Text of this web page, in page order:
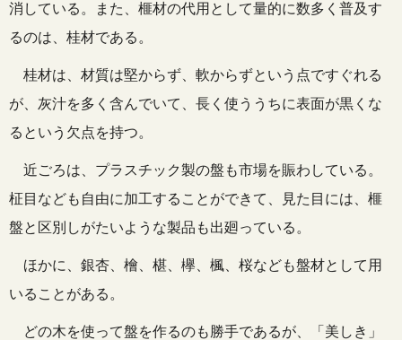
消している。また、榧材の代用として量的に数多く普及す
るのは、桂材である。
桂材は、材質は堅からず、軟からずという点ですぐれる
が、灰汁を多く含んでいて、長く使ううちに表面が黒くな
るという欠点を持つ。
近ごろは、プラスチック製の盤も市場を賑わしている。
柾目なども自由に加工することができて、見た目には、榧
盤と区別しがたいような製品も出廻っている。
ほかに、銀杏、檜、椹、欅、楓、桜なども盤材として用
いることがある。
どの木を使って盤を作るのも勝手であるが、「美しき」